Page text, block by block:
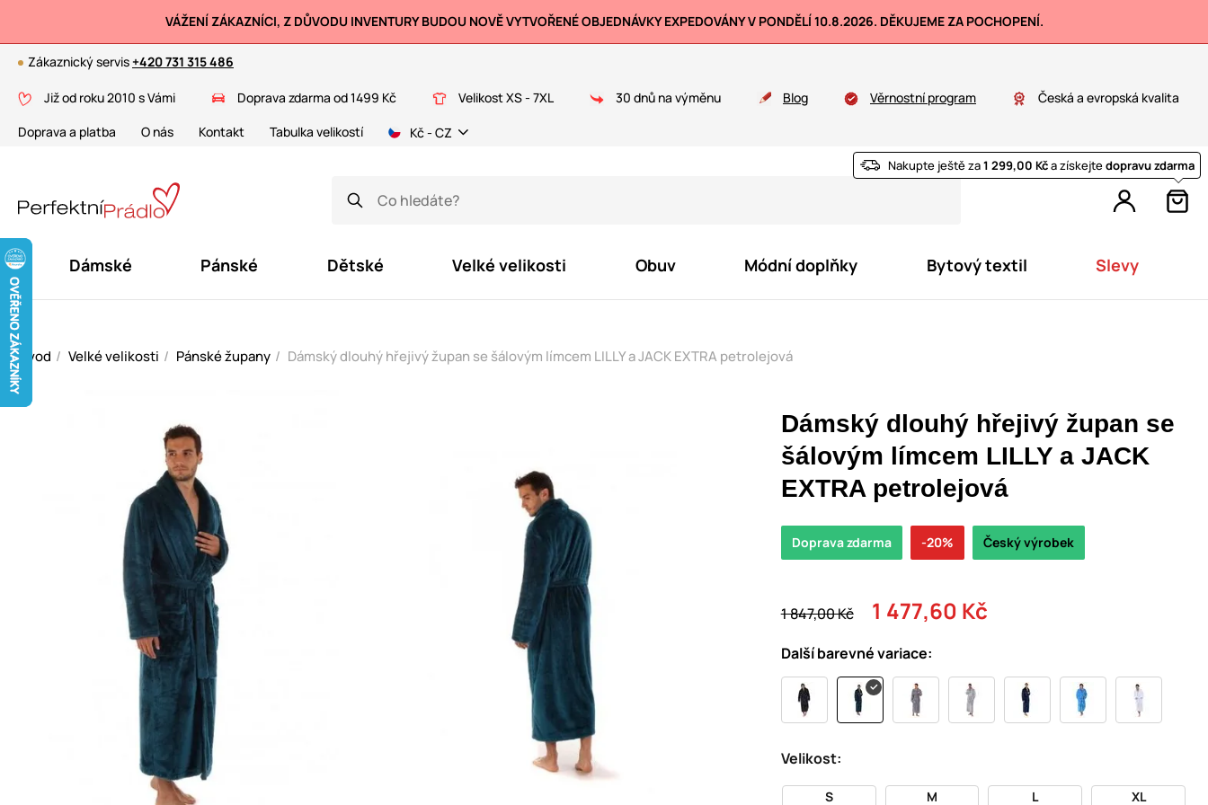
VÁŽENÍ ZÁKAZNÍCI, Z DŮVODU INVENTURY BUDOU NOVĚ VYTVOŘENÉ OBJEDNÁVKY EXPEDOVÁNY V PONDĚLÍ 10.8.2026. DĚKUJEME ZA POCHOPENÍ.
Zákaznický servis+420 731 315 486
Již od roku 2010 s Vámi Doprava zdarma od 1499 Kč Velikost XS - 7XL 30 dnů na výměnu Blog Věrnostní program
Česká a evropská kvalita
Doprava a platba
O nás Kontakt Tabulka velikostí Kč - CZ
Nakupte ještě za1 299,00 Kča získejtedopravu zdarma
Dámské Pánské Dětské Velké velikosti Obuv Módní doplňky Bytový textil Slevy
Úvod Velké velikosti Pánské župany Dámský dlouhý hřejivý župan se šálovým límcem LILLY a JACK EXTRA petrolejová
Dámský dlouhý hřejivý župan se
šálovým límcem LILLY a JACK
EXTRA petrolejová
1 847,00 Kč 1 477,60 Kč
Doprava zdarma -20% Český výrobek
Další barevné variace:
Velikost:
S M L XL